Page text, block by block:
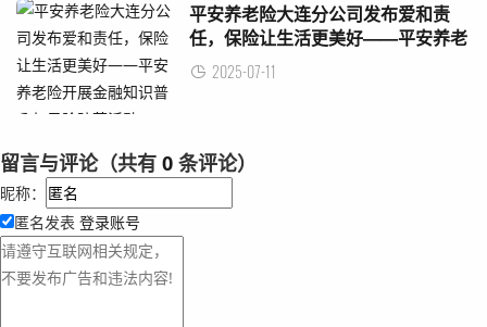
平安养老险大连分公司发布爱和责
任，保险让生活更美好——平安养老
险开展金融知识普及与风险防范活动
2025-07-11
留言与评论（共有 0 条评论）
昵称：
匿名发表 登录账号